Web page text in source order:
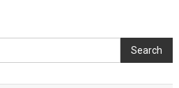
Search